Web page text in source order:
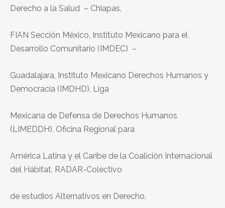
Derecho a la Salud – Chiapas,
FIAN Sección México, Instituto Mexicano para el
Desarrollo Comunitario (IMDEC) –
Guadalajara, Instituto Mexicano Derechos Humanos y
Democracia (IMDHD), Liga
Mexicana de Defensa de Derechos Humanos
(LIMEDDH), Oficina Regional para
América Latina y el Caribe de la Coalición Internacional
del Hábitat, RADAR-Colectivo
de estudios Alternativos en Derecho.